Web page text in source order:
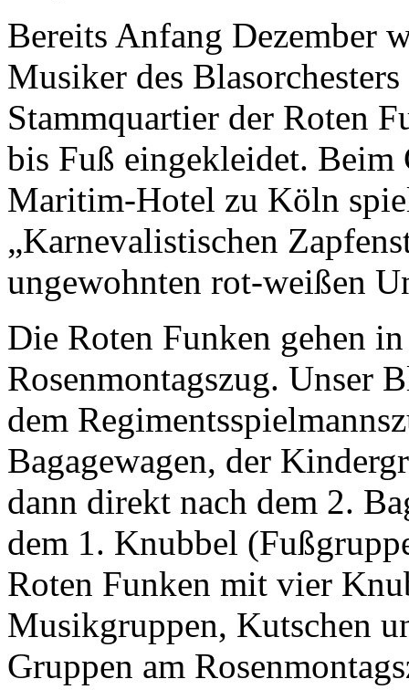
Bereits Anfang Dezember
Musiker des
Stammquartier der Roten
bis Fuß eingekleidet. Beim
Maritim-Hotel zu Köln
„Karnevalistischen
ungewohnten rot-weißen
Die Roten Funken gehen
Rosenmontagszug. Unser
dem
Bagagewagen, der
dann direkt nach dem 2.
dem 1. Knubbel
Roten Funken mit vier
Musikgruppen, Kutschen
Gruppen am